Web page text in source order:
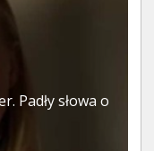
Padły słowa o